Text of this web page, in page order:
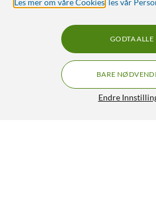
Les mer om våre Cookies les vår
Endre
BARE
GODTA ALLE